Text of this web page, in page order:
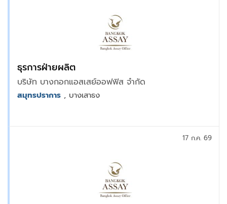
ธุรการฝ่ายผลิต
บริษัท บางกอกแอสเสย์ออฟฟิส จำกัด
สมุทรปราการ , บางเสาธง
17 ก.ค. 69